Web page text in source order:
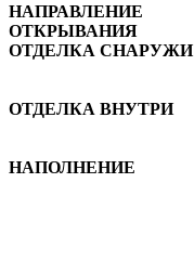
НАПРАВЛЕНИЕ
ОТКРЫВАНИЯ
ОТДЕЛКА СНАРУЖИ
ОТДЕЛКА ВНУТРИ
НАПОЛНЕНИЕ